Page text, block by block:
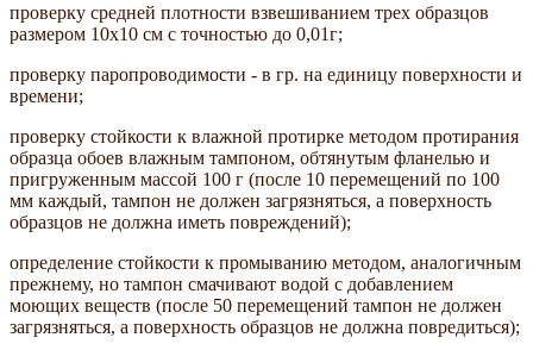
проверку средней плотности взвешиванием трех образцов
размером 10х10 см с точностью до 0,01г;
проверку паропроводимости - в гр. на единицу поверхности и
времени;
проверку стойкости к влажной протирке методом протирания
образца обоев влажным тампоном, обтянутым фланелью и
пригруженным массой 100 г (после 10 перемещений по 100
мм каждый, тампон не должен загрязняться, а поверхность
образцов не должна иметь повреждений);
определение стойкости к промыванию методом, аналогичным
прежнему, но тампон смачивают водой с добавлением
моющих веществ (после 50 перемещений тампон не должен
загрязняться, а поверхность образцов не должна повредиться);